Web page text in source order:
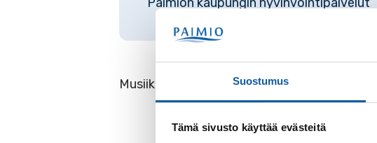
Suostumus
Tämä sivusto käyttää evästeitä
Musiikista vastaavat: Anu Kivelä Ja Jari